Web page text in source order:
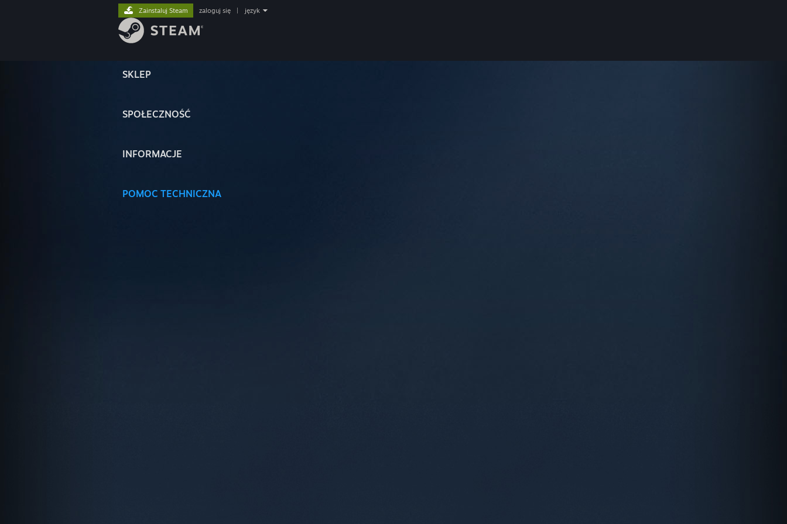
SKLEP
SPOŁECZNOŚĆ
INFORMACJE
POMOC TECHNICZNA
Zainstaluj Steam zaloguj się język